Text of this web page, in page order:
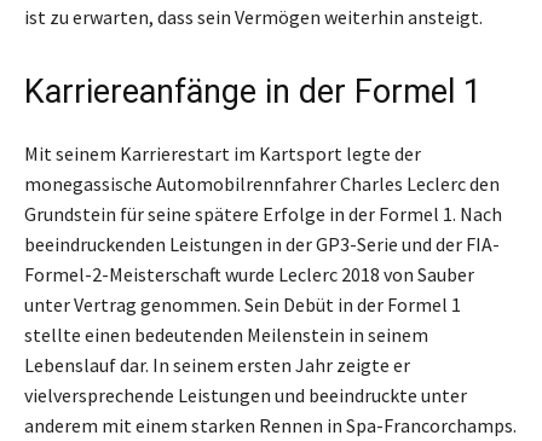
ist zu erwarten, dass sein Vermögen weiterhin ansteigt.
Karriereanfänge in der Formel 1
Mit seinem Karrierestart im Kartsport legte der
monegassische Automobilrennfahrer Charles Leclerc den
Grundstein für seine spätere Erfolge in der Formel 1. Nach
beeindruckenden Leistungen in der GP3-Serie und der FIA-
Formel-2-Meisterschaft wurde Leclerc 2018 von Sauber
unter Vertrag genommen. Sein Debüt in der Formel 1
stellte einen bedeutenden Meilenstein in seinem
Lebenslauf dar. In seinem ersten Jahr zeigte er
vielversprechende Leistungen und beeindruckte unter
anderem mit einem starken Rennen in Spa-Francorchamps.